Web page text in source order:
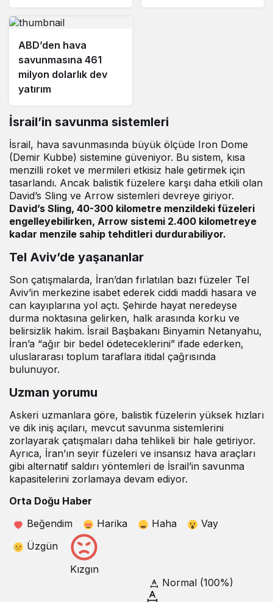
ABD’den hava
savunmasına 461
milyon dolarlık dev
yatırım
İsrail’in savunma sistemleri
İsrail, hava savunmasında büyük ölçüde Iron Dome
(Demir Kubbe) sistemine güveniyor. Bu sistem, kısa
menzilli roket ve mermileri etkisiz hale getirmek için
tasarlandı. Ancak balistik füzelere karşı daha etkili olan
David’s Sling ve Arrow sistemleri devreye giriyor.
David’s Sling, 40-300 kilometre menzildeki füzeleri
engelleyebilirken, Arrow sistemi 2.400 kilometreye
kadar menzile sahip tehditleri durdurabiliyor.
Tel Aviv’de yaşananlar
Son çatışmalarda, İran’dan fırlatılan bazı füzeler Tel
Aviv’in merkezine isabet ederek ciddi maddi hasara ve
can kayıplarına yol açtı. Şehirde hayat neredeyse
durma noktasına gelirken, halk arasında korku ve
belirsizlik hakim. İsrail Başbakanı Binyamin Netanyahu,
İran’a “ağır bir bedel ödeteceklerini” ifade ederken,
uluslararası toplum taraflara itidal çağrısında
bulunuyor.
Uzman yorumu
Askeri uzmanlara göre, balistik füzelerin yüksek hızları
ve dik iniş açıları, mevcut savunma sistemlerini
zorlayarak çatışmaları daha tehlikeli bir hale getiriyor.
Ayrıca, İran’ın seyir füzeleri ve insansız hava araçları
gibi alternatif saldırı yöntemleri de İsrail’in savunma
kapasitelerini zorlamaya devam ediyor.
Orta Doğu Haber
Beğendim
Harika Haha
Vay
Üzgün
Kızgın
Normal (100%)